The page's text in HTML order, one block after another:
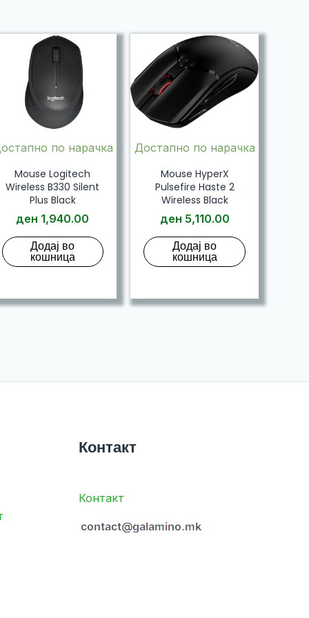
по нарачка
Mouse Logitech
Wireless B330 Silent
Plus Black
ден 1,940.00
Додај во
кошница
Достапно по нарачка
Mouse HyperX
Pulsefire Haste 2
Wireless Black
ден 5,110.00
Додај во
кошница
Контакт
Контакт